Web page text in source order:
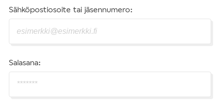
Sähköpostiosoite tai jäsennumero:
Salasana: